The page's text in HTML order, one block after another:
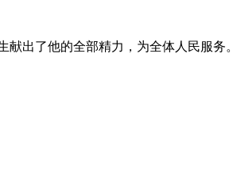
出了他的全部精力，为全体人民服务。